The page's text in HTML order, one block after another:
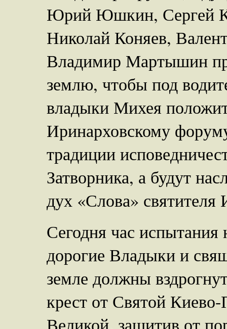
Юрий Юшкин, Сергей
Николай Коняев,
Владимир Мартышин
землю, чтобы под
владыки Михея
Иринарховскому
традиции
Затворника, а будут
дух «Слова»
Сегодня час
дорогие Владыки и
земле должны
крест от Святой
Великой, защитив от